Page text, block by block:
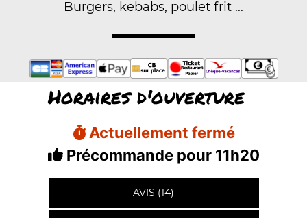
Burgers, kebabs, poulet frit ...
Horaires d'ouverture
Actuellement fermé
Précommande pour 11h20
AVIS (14)